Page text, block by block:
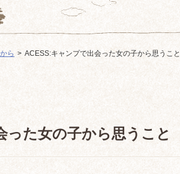
ら ACESS:キャンプで出会った女の子から思うこと
った女の子から思うこと